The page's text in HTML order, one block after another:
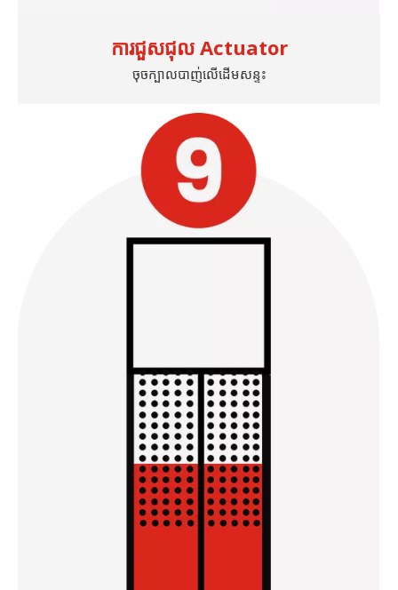
ការជួសជុល Actuator
ចុចក្បាលបាញ់លើដើមសន្ទះ